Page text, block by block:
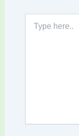
here..